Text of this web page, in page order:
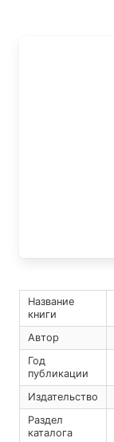
Название
книги
Автор
Год
публикации
Издательство
Раздел
каталога